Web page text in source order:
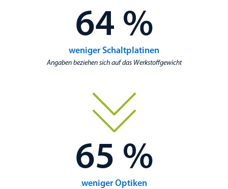
64 %
weniger Schaltplatinen
Angaben beziehen sich auf das Werkstoffgewicht
65 %
weniger Optiken